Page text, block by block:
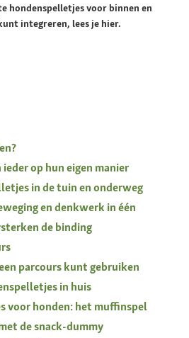
hondenspelletjes voor binnen en
integreren, lees je hier.
op hun eigen manier
in de tuin en onderweg
en denkwerk in één
de binding
parcours kunt gebruiken
in huis
voor honden: het muffinspel
de snack-dummy